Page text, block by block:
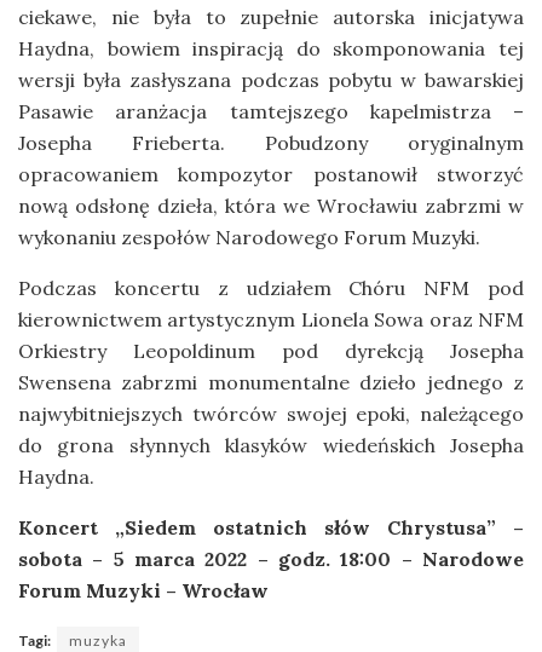
ciekawe, nie była to zupełnie autorska inicjatywa
Haydna, bowiem inspiracją do skomponowania tej
wersji była zasłyszana podczas pobytu w bawarskiej
Pasawie aranżacja tamtejszego kapelmistrza –
Josepha Frieberta. Pobudzony oryginalnym
opracowaniem kompozytor postanowił stworzyć
nową odsłonę dzieła, która we Wrocławiu zabrzmi w
wykonaniu zespołów Narodowego Forum Muzyki.
Podczas koncertu z udziałem Chóru NFM pod
kierownictwem artystycznym Lionela Sowa oraz NFM
Orkiestry Leopoldinum pod dyrekcją Josepha
Swensena zabrzmi monumentalne dzieło jednego z
najwybitniejszych twórców swojej epoki, należącego
do grona słynnych klasyków wiedeńskich Josepha
Haydna.
Koncert „Siedem ostatnich słów Chrystusa” –
sobota – 5 marca 2022 – godz. 18:00 – Narodowe
Forum Muzyki – Wrocław
Tagi: muzyka